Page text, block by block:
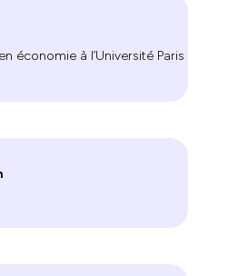
économie à l’Université Paris